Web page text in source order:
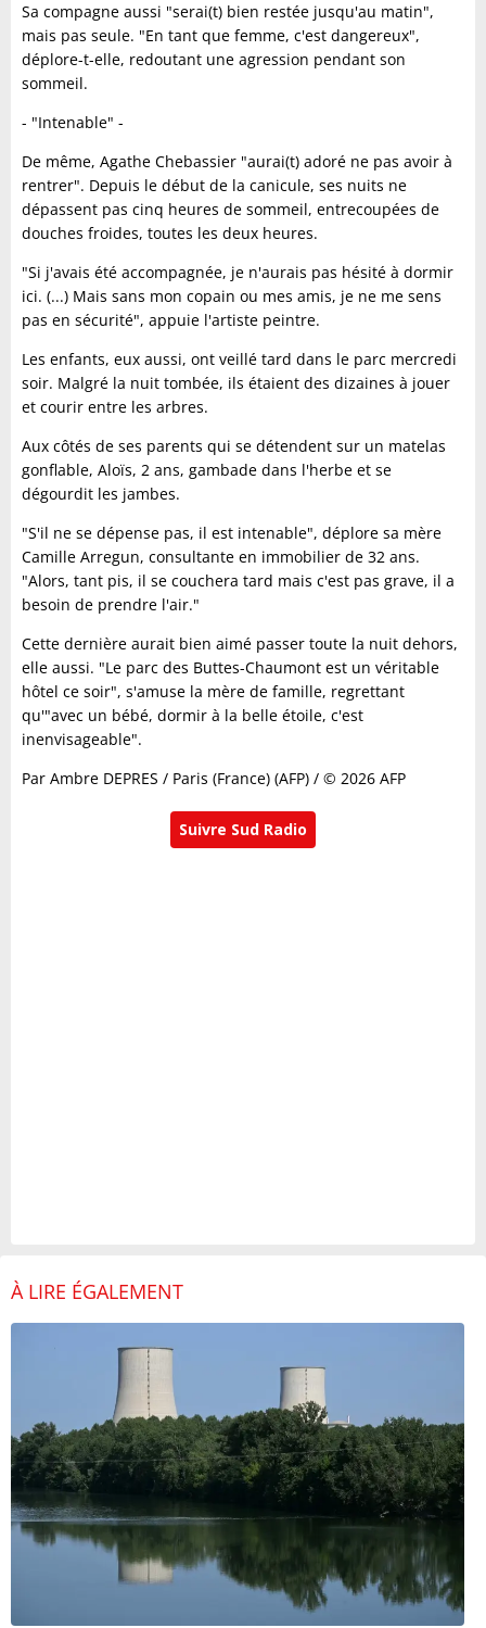
Sa compagne aussi "serai(t) bien restée jusqu'au matin",
mais pas seule. "En tant que femme, c'est dangereux",
déplore-t-elle, redoutant une agression pendant son
sommeil.
- "Intenable" -
De même, Agathe Chebassier "aurai(t) adoré ne pas avoir à
rentrer". Depuis le début de la canicule, ses nuits ne
dépassent pas cinq heures de sommeil, entrecoupées de
douches froides, toutes les deux heures.
"Si j'avais été accompagnée, je n'aurais pas hésité à dormir
ici. (...) Mais sans mon copain ou mes amis, je ne me sens
pas en sécurité", appuie l'artiste peintre.
Les enfants, eux aussi, ont veillé tard dans le parc mercredi
soir. Malgré la nuit tombée, ils étaient des dizaines à jouer
et courir entre les arbres.
Aux côtés de ses parents qui se détendent sur un matelas
gonflable, Aloïs, 2 ans, gambade dans l'herbe et se
dégourdit les jambes.
"S'il ne se dépense pas, il est intenable", déplore sa mère
Camille Arregun, consultante en immobilier de 32 ans.
"Alors, tant pis, il se couchera tard mais c'est pas grave, il a
besoin de prendre l'air."
Cette dernière aurait bien aimé passer toute la nuit dehors,
elle aussi. "Le parc des Buttes-Chaumont est un véritable
hôtel ce soir", s'amuse la mère de famille, regrettant
qu'"avec un bébé, dormir à la belle étoile, c'est
inenvisageable".
Par Ambre DEPRES / Paris (France) (AFP) / © 2026 AFP
Suivre Sud Radio
À LIRE ÉGALEMENT